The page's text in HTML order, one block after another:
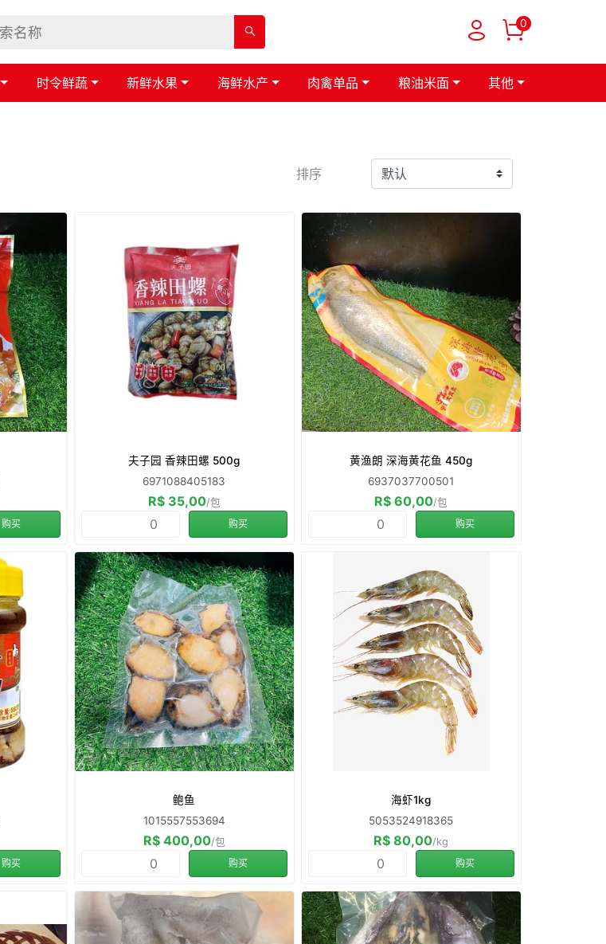
0
时令鲜蔬 新鲜水果 海鲜水产 肉禽单品 粮油米面 其他
排序
购买
夫子园 香辣田螺 500g
6971088405183
R$ 35,00/包
购买
黄渔朗 深海黄花鱼 450g
6937037700501
R$ 60,00/包
购买
购买
鲍鱼
1015557553694
R$ 400,00/包
购买
海虾1kg
5053524918365
R$ 80,00/kg
购买